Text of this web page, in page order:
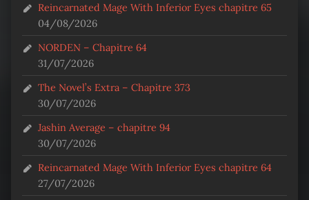
Reincarnated Mage With Inferior Eyes chapitre 65
04/08/2026
NORDEN – Chapitre 64
31/07/2026
The Novel’s Extra – Chapitre 373
30/07/2026
Jashin Average – chapitre 94
30/07/2026
Reincarnated Mage With Inferior Eyes chapitre 64
27/07/2026